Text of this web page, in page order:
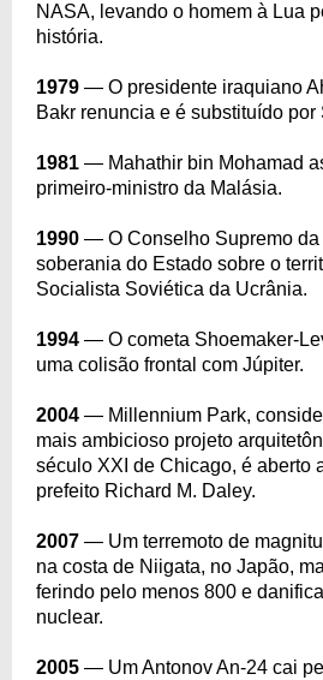
NASA, levando o homem à Lua
história.
1979 — O presidente iraquiano
Bakr renuncia e é substituído
1981 — Mahathir bin Mohamad
primeiro-ministro da Malásia.
1990 — O Conselho Supremo da
soberania do Estado sobre o
Socialista Soviética da Ucrânia.
1994 — O cometa Shoemaker-
uma colisão frontal com Júpiter.
2004 — Millennium Park,
mais ambicioso projeto
século XXI de Chicago, é aberto
prefeito Richard M. Daley.
2007 — Um terremoto de
na costa de Niigata, no Japão,
ferindo pelo menos 800 e
nuclear.
2005 — Um Antonov An-24 cai